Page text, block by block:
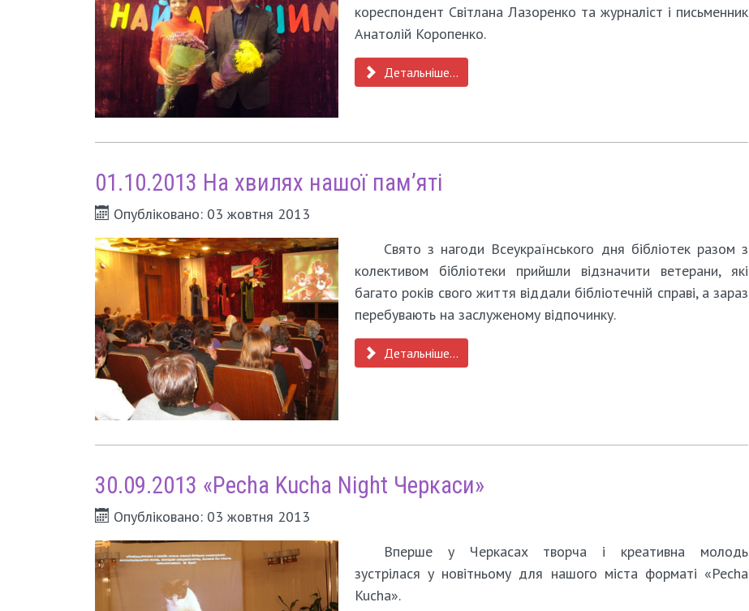
кореспондент Світлана Лазоренко та журналіст і письменник
Анатолій Коропенко.
Детальніше...
01.10.2013 На хвилях нашої пам’яті
Опубліковано: 03 жовтня 2013
Свято з нагоди Всеукраїнського дня бібліотек разом з
колективом бібліотеки прийшли відзначити ветерани, які
багато років свого життя віддали бібліотечній справі, а зараз
перебувають на заслуженому відпочинку.
Детальніше...
30.09.2013 «Pecha Kucha Night Черкаси»
Опубліковано: 03 жовтня 2013
Вперше у Черкасах творча і креативна молодь
зустрілася у новітньому для нашого міста форматі «Pecha
Kucha».